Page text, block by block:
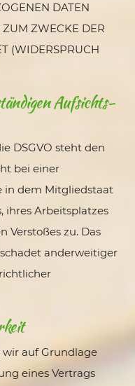
DATEN
ZWECKE DER
(WIDERSPRUCH
Aufsichts­
DSGVO steht den
bei einer
in dem Mitgliedstaat
ihres Arbeitsplatzes
Verstoßes zu. Das
anderweitiger
wir auf Grundlage
eines Vertrags